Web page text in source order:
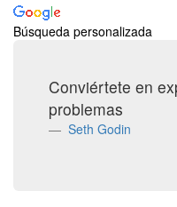
Búsqueda personalizada
Conviértete en
problemas
Seth Godin